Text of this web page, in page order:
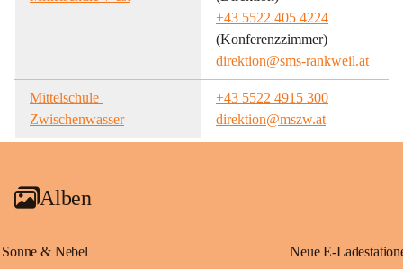
+43 5522 405 4224
(Konferenzzimmer)
direktion@sms-rankweil.at
Mittelschule
Zwischenwasser
+43 5522 4915 300
direktion@mszw.at
Alben
Sonne & Nebel